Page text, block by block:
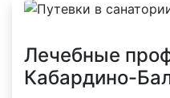
Лечебные
Кабардино-